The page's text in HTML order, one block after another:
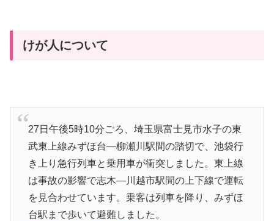
けが人について
27日午後5時10分ごろ、埼玉県富士見市水子の東
武東上線みずほ台―柳瀬川駅間の踏切で、池袋行
き上り急行列車と乗用車が衝突しました。東上線
は事故の影響で志木―川越市駅間の上下線で運転
を見合わせています。乗客は列車を降り、みずほ
台駅まで歩いて避難しました。